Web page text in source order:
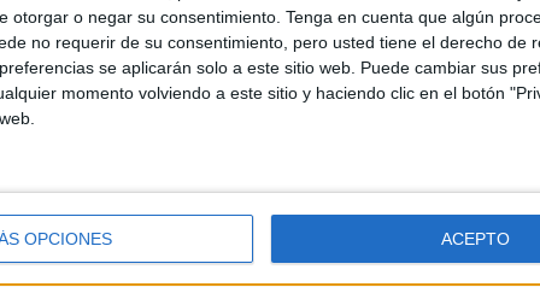
otorgar o negar su consentimiento. Tenga en cuenta que algún
no requerir de su consentimiento, pero usted tiene el derecho de
se aplicarán solo a este sitio web. Puede cambiar sus
momento volviendo a este sitio y haciendo clic en el botón
OPCIONES ACEPTO
Armas Trasmediterránea tiene a punto todos sus
con antelación suficiente al inicio de la
cumplan con puntualidad en todos los itinerarios